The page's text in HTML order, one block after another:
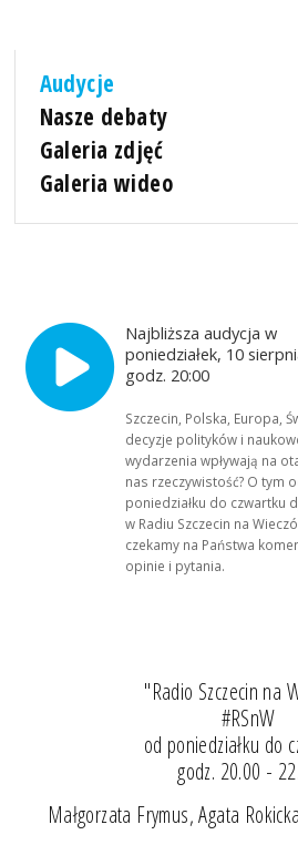
Audycje
Nasze debaty
Galeria zdjęć
Galeria wideo
Najbliższa audycja w
poniedziałek, 10
godz. 20:00
Szczecin, Polska, Europa,
decyzje polityków i
wydarzenia wpływają na
nas rzeczywistość? O tym
poniedziałku do czwartku
w Radiu Szczecin na
czekamy na Państwa
opinie i pytania.
"Radio Szczecin na
#RSnW
od poniedziałku do
godz. 20.00 -
Małgorzata Frymus, Agata